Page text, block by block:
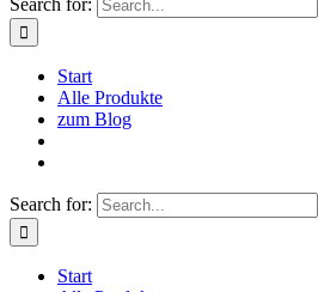
Search for:
Start
Alle Produkte
zum Blog
Search for:
Start